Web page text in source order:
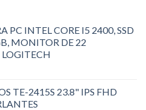
PC INTEL CORE I5 2400, SSD
MONITOR DE 22
LOGITECH
TE-2415S 23.8" IPS FHD